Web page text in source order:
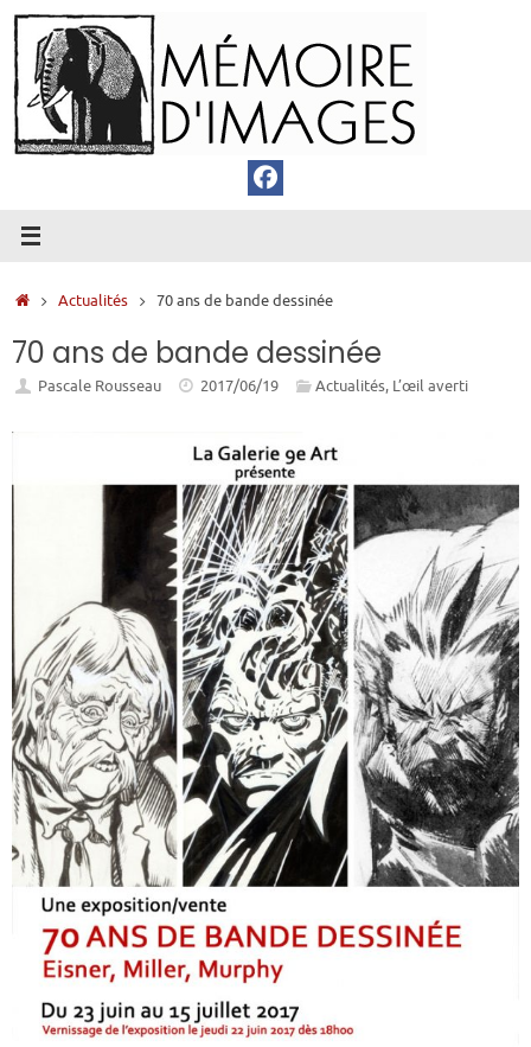
Passer
au
contenu
Accueil
Actualités 70 ans de bande dessinée
70 ans de bande dessinée
Pascale Rousseau 2017/06/19 Actualités, L’œil averti